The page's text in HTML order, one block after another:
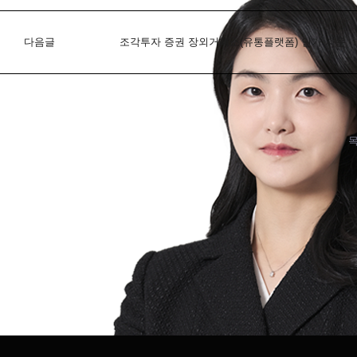
다음글 조각투자 증권 장외거래소(유통플랫폼) 인가 자문